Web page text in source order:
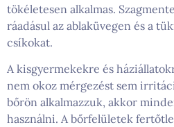
tökéletesen alkalmas.
ráadásul az ablaküvegen és a
csíkokat.
A kisgyermekekre és
nem okoz mérgezést sem
bőrön alkalmazzuk, akkor
használni. A bőrfelületek